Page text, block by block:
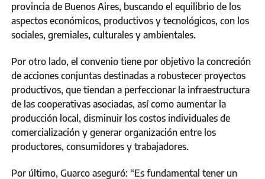
provincia de Buenos Aires, buscando el equilibrio de los
aspectos económicos, productivos y tecnológicos, con los
sociales, gremiales, culturales y ambientales.
Por otro lado, el convenio tiene por objetivo la concreción
de acciones conjuntas destinadas a robustecer proyectos
productivos, que tiendan a perfeccionar la infraestructura
de las cooperativas asociadas, así como aumentar la
producción local, disminuir los costos individuales de
comercialización y generar organización entre los
productores, consumidores y trabajadores.
Por último, Guarco aseguró: “Es fundamental tener un